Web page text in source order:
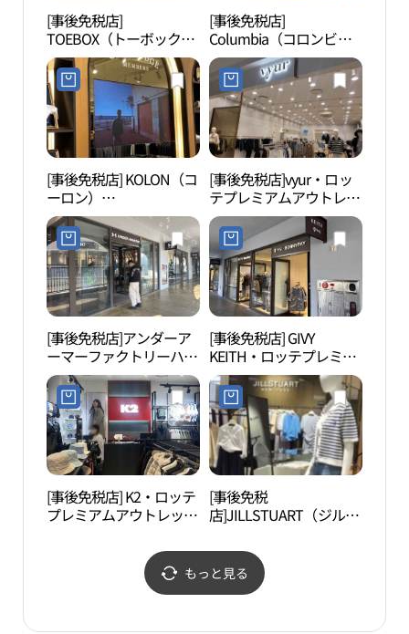
[事後免税店]
TOEBOX（トーボック
ス）コリア・ロッテプレ
ミアムアウトレットトン
ブサン（東釜山）店(토
박스 롯데프리미엄아울
렛 동부산점)
[事後免税店]
Columbia（コロンビ
ア）・ロッテプレミアム
アウトレットトンブサン
（東釜山）店(컬럼비아
롯데프리미엄아울렛 동
부산점)
[事後免税店] KOLON（コ
ーロン）
CAMBRIDGE（ケンブリ
ッジ）・ロッテプレミア
ムアウトレットトンブサ
ン（東釜山）店(캠브리
지 롯데프리미엄아울렛
동부산점)
[事後免税店]vyur・ロッ
テプレミアムアウトレッ
トトンブサン（東釜山）
店(뷰어 롯데프리미엄아
울렛 동부산점)
[事後免税店]アンダーア
ーマーファクトリーハウ
ス・ロッテプレミアムア
ウトレットトンブサン
（東釜山）店(언더아머
팩토리 하우스 롯데프리
미엄아울렛 동부산점)
[事後免税店] GIVY
KEITH・ロッテプレミア
ムアウトレットトンブサ
ン（東釜山）店(기비키
이스 롯데프리미엄아울
렛 동부산점)
[事後免税店] K2・ロッテ
プレミアムアウトレット
(K2 롯데프리미엄아울렛
[事後免税
店]JILLSTUART（ジルス
レミアムアウトレットト
ンブサン（東釜山）店
(질스튜어트 롯데프리미
もっと見る